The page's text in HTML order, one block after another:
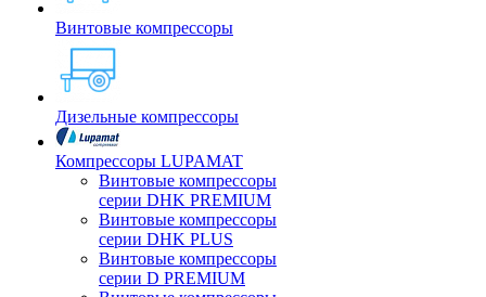
Винтовые компрессоры
Дизельные компрессоры
Компрессоры LUPAMAT
Винтовые компрессоры
серии DHK PREMIUM
Винтовые компрессоры
серии DHK PLUS
Винтовые компрессоры
серии D PREMIUM